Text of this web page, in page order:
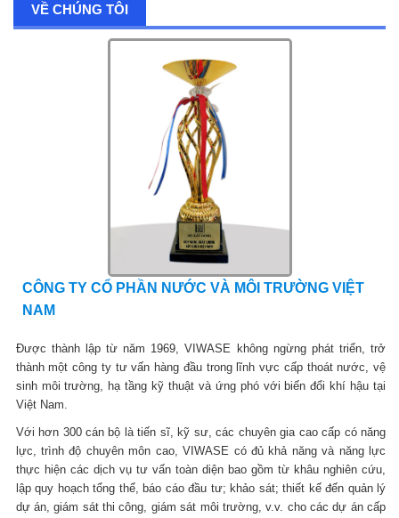
VỀ CHÚNG TÔI
CÔNG TY CỔ PHẦN NƯỚC VÀ MÔI TRƯỜNG VIỆT
NAM
Được thành lập từ năm 1969, VIWASE không ngừng phát triển, trở
thành một công ty tư vấn hàng đầu trong lĩnh vực cấp thoát nước, vệ
sinh môi trường, hạ tầng kỹ thuật và ứng phó với biến đổi khí hậu tại
Việt Nam.
Với hơn 300 cán bộ là tiến sĩ, kỹ sư, các chuyên gia cao cấp có năng
lực, trình độ chuyên môn cao, VIWASE có đủ khả năng và năng lực
thực hiện các dịch vụ tư vấn toàn diện bao gồm từ khâu nghiên cứu,
lập quy hoạch tổng thể, báo cáo đầu tư; khảo sát; thiết kế đến quản lý
dự án, giám sát thi công, giám sát môi trường, v.v. cho các dự án cấp